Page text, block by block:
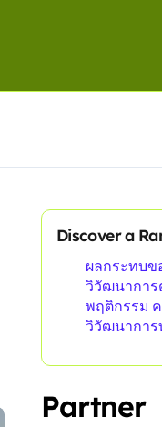
Discover a
ผลกระทบข
วิวัฒนาการ
พฤติกรรม
วิวัฒนากา
Partner